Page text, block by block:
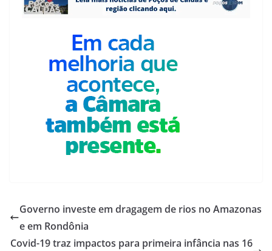
Governo investe em dragagem de rios no Amazonas
e em Rondônia
Covid-19 traz impactos para primeira infância nas 16